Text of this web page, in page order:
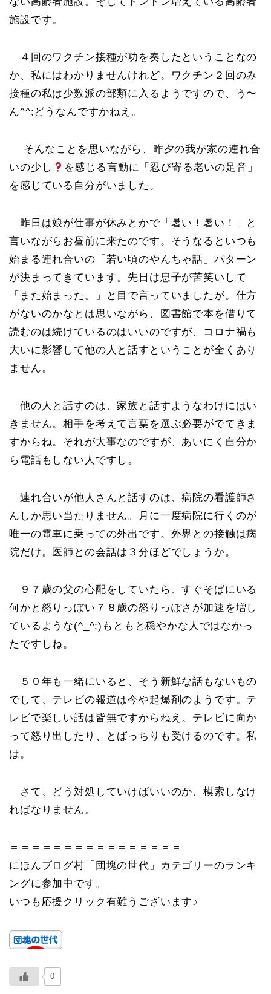
施設です。
４回のワクチン接種が功を奏したということなの
か、私にはわかりませんけれど。ワクチン２回のみ
接種の私は少数派の部類に入るようですので、う〜
ん^^;どうなんですかねえ。
そんなことを思いながら、昨夕の我が家の連れ合
いの少し
を感じる言動に「忍び寄る老いの足音」
を感じている自分がいました。
昨日は娘が仕事が休みとかで「暑い！暑い！」と
言いながらお昼前に来たのです。そうなるといつも
始まる連れ合いの「若い頃のやんちゃ話」パターン
が決まってきています。先日は息子が苦笑いして
「また始まった。」と目で言っていましたが。仕方
がないのかなとは思いながら、図書館で本を借りて
読むのは続けているのはいいのですが、コロナ禍も
大いに影響して他の人と話すということが全くあり
ません。
他の人と話すのは、家族と話すようなわけにはい
きません。相手を考えて言葉を選ぶ必要がでてきま
すからね。それが大事なのですが、あいにく自分か
ら電話もしない人ですし。
連れ合いが他人さんと話すのは、病院の看護師さ
んしか思い当たりません。月に一度病院に行くのが
唯一の電車に乗っての外出です。外界との接触は病
院だけ。医師との会話は３分ほどでしょうか。
９７歳の父の心配をしていたら、すぐそばにいる
何かと怒りっぽい７８歳の怒りっぽさが加速を増し
ているような(^_^;)もともと穏やかな人ではなかっ
たですしね。
５０年も一緒にいると、そう新鮮な話もないもの
でして、テレビの報道は今や起爆剤のようです。テ
レビで楽しい話は皆無ですからねえ。テレビに向か
って怒り出したり、とばっちりも受けるのです。私
は。
さて、どう対処していけばいいのか、模索しなけ
ればなりません。
＝＝＝＝＝＝＝＝＝＝＝＝＝＝＝＝
にほんブログ村「団塊の世代」カテゴリーのランキ
ングに参加中です。
いつも応援クリック有難うございます♪
0